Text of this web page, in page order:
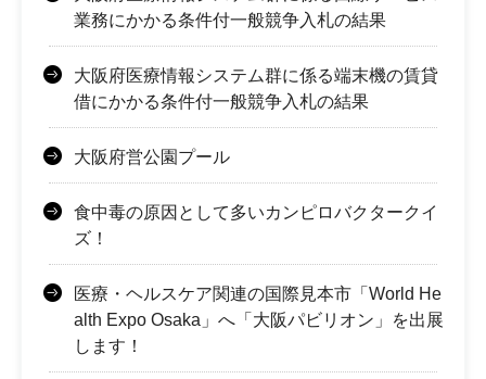
業務にかかる条件付一般競争入札の結果
大阪府医療情報システム群に係る端末機の賃貸
借にかかる条件付一般競争入札の結果
大阪府営公園プール
食中毒の原因として多いカンピロバクタークイ
ズ！
医療・ヘルスケア関連の国際見本市「World He
alth Expo Osaka」へ「大阪パビリオン」を出展
します！